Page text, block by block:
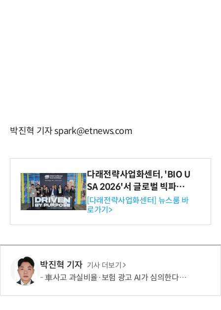
박진혁 기자 spark@etnews.com
다래전략사업화센터, 'BIO U
SA 2026'서 글로벌 빅파마
와의 비즈니스 미팅 지원…K
-바이오 해외 진출 교두보 확
보
[다래전략사업화센터] 뉴스룸 바
로가기>
박진혁 기자 기사 더보기
車사고 과실비율·보험 광고 AI가 심의한다…손보협회, 분석 시스템 구축